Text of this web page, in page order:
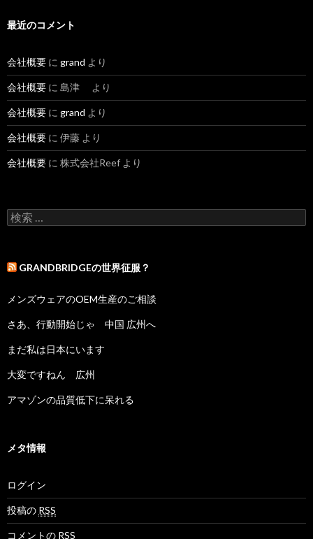
最近のコメント
会社概要 に grand より
会社概要 に 島津 より
会社概要 に grand より
会社概要 に 伊藤 より
会社概要 に 株式会社Reef より
検索:
GRANDBRIDGEの世界征服？
メンズウェアのOEM生産のご相談
さあ、行動開始じゃ 中国 広州へ
まだ私は日本にいます
大変ですねん 広州
アマゾンの品質低下に呆れる
メタ情報
ログイン
投稿の RSS
コメントの RSS